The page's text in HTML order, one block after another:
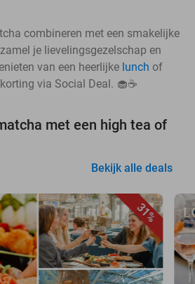
combineren met een smakelijke
je lievelingsgezelschap en
van een heerlijke lunch of
via Social Deal. 🧁☕
met een high tea of
Bekijk alle deals
31%